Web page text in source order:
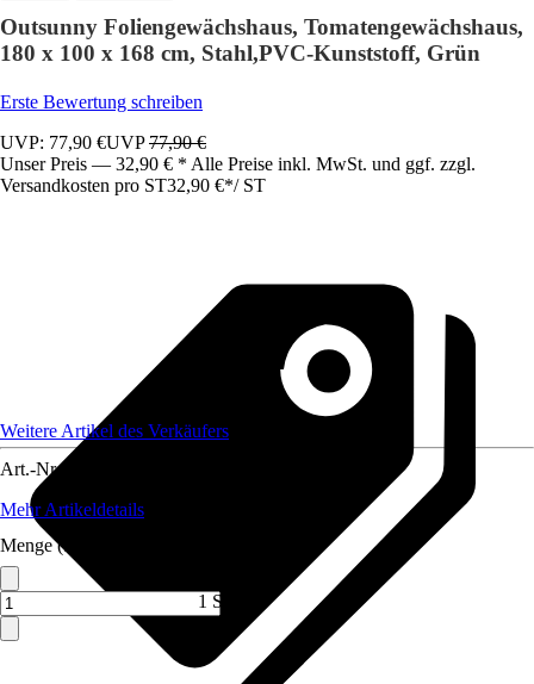
Outsunny Foliengewächshaus, Tomatengewächshaus,
180 x 100 x 168 cm, Stahl,PVC-Kunststoff, Grün
Erste Bewertung schreiben
UVP: 77,90 €UVP77,90 €
Unser Preis — 32,90 € * Alle Preise inkl. MwSt. und ggf. zzgl.
Versandkosten pro ST32,90 €*/ ST
Weitere Artikel des Verkäufers
Art.-Nr.
Mehr Artikeldetails
Menge (ST)
1 ST